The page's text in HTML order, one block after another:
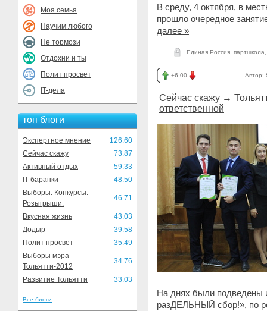
Моя семья
Научим любого
Не тормози
Отдохни и ты
Полит просвет
IT-дела
топ блоги
Экспертное мнение
126.60
Сейчас скажу
73.87
Активный отдых
59.33
IT-баранки
48.50
Выборы. Конкурсы.
Розыгрыши.
46.71
Вкусная жизнь
43.03
Додыр
39.58
Полит просвет
35.49
Выборы мэра
Тольятти-2012
34.76
Развитие Тольятти 33.03
Все блоги
В среду, 4 октября, в
прошло очередное
далее »
Единая Россия партшкола
+6.00 Автор:
Сейчас скажу →
ответственной
На днях были подведены
разДЕЛЬНЫЙ сбор!», по